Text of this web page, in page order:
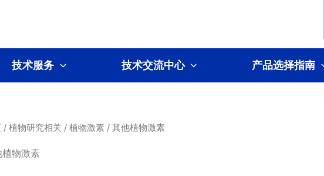
技术服务 技术交流中心 产品选择指南
/ 植物研究相关 / 植物激素 / 其他植物激素
植物激素